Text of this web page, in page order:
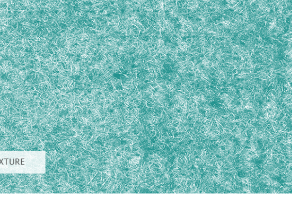
Uređivanje fotografija proizvoda Uređivanje fotografija nakita Podaci za obuku AI